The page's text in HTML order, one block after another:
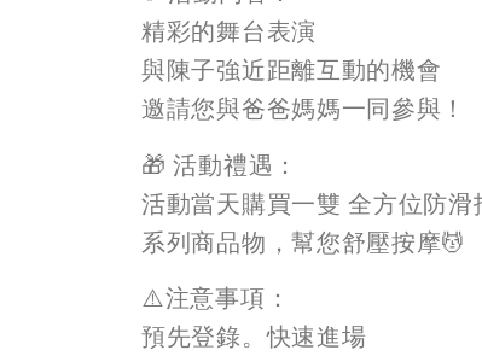
精彩的舞台表演
與陳子強近距離互動的機會
邀請您與爸爸媽媽一同參與！
🎁 活動禮遇：
活動當天購買一雙 全方位防
系列商品物，幫您舒壓按摩💆
⚠️注意事項：
預先登錄。快速進場